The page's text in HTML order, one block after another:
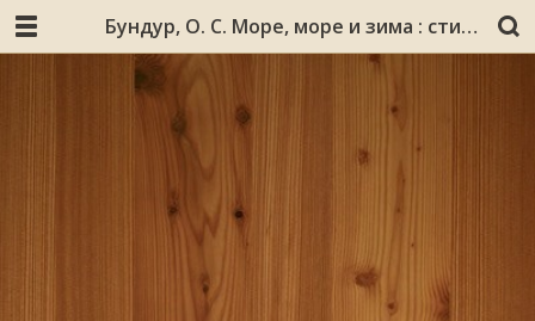
Бундур, О. С. Море, море и зима : стихи для детей / Олег Бундур ; [худож.: Базарнова С. и др.]. - [Кандалакша : РЕ_КА], 2011. - 31, [1] с. : ил., фот.